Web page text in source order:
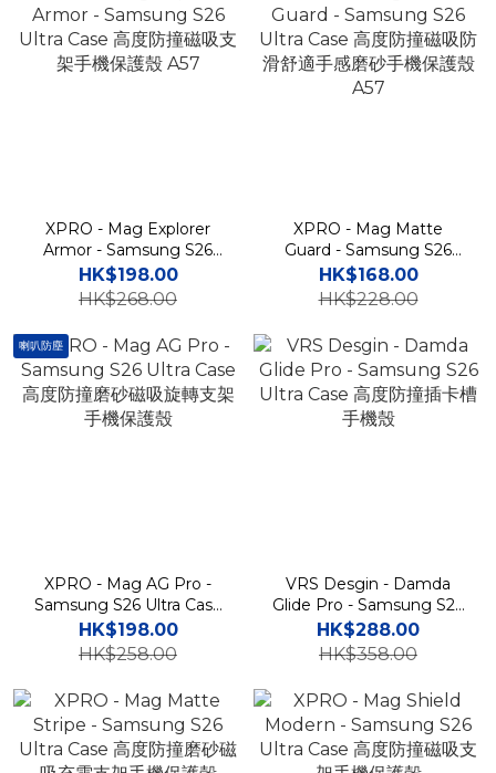
XPRO - Mag Explorer
Armor - Samsung S26
Ultra Case 高度防撞磁吸支
架手機保護殼 A57
HK$198.00
HK$268.00
XPRO - Mag Matte
Guard - Samsung S26
Ultra Case 高度防撞磁吸防
滑舒適手感磨砂手機保護殼
HK$168.00
HK$228.00
喇叭防塵
XPRO - Mag AG Pro -
Samsung S26 Ultra Case
高度防撞磨砂磁吸旋轉支架
手機保護殼
HK$198.00
HK$258.00
VRS Desgin - Damda
Glide Pro - Samsung S26
Ultra Case 高度防撞插卡槽
手機殼
HK$288.00
HK$358.00